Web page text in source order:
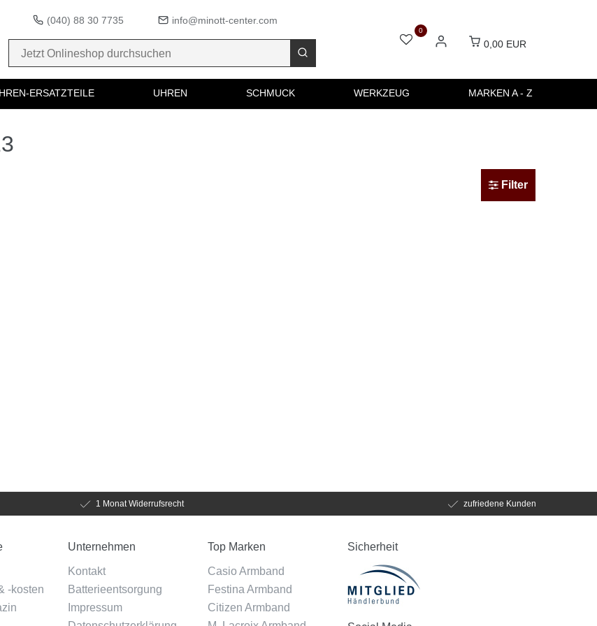
(040) 88 30 7735 info@minott-center.com
0
0,00 EUR
ERSATZTEILE UHREN SCHMUCK WERKZEUG MARKEN A - Z
Filter
1 Monat Widerrufsrecht zufriedene Kunden
-kosten
Unternehmen
Kontakt
Batterieentsorgung
Impressum
Top Marken
Casio Armband
Festina Armband
Citizen Armband
Sicherheit